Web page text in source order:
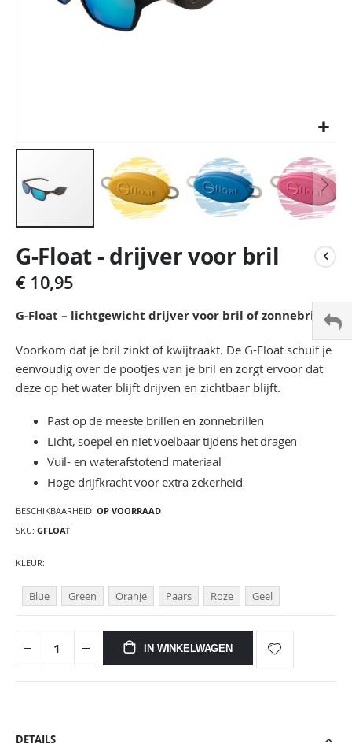
naar
het
begin
de
gallerij
G-Float - drijver voor bril
€ 10,95
G-Float – lichtgewicht drijver voor bril of zonnebril.
Voorkom dat je bril zinkt of kwijtraakt. De G-Float schuif je
eenvoudig over de pootjes van je bril en zorgt ervoor dat
deze op het water blijft drijven en zichtbaar blijft.
Past op de meeste brillen en zonnebrillen
Licht, soepel en niet voelbaar tijdens het dragen
Vuil- en waterafstotend materiaal
Hoge drijfkracht voor extra zekerheid
BESCHIKBAARHEID: OP VOORRAAD
SKU GFLOAT
KLEUR
Blue Green Oranje Paars Roze Geel
IN WINKELWAGEN
DETAILS